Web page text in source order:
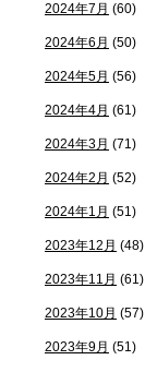
2024年7月 (60)
2024年6月 (50)
2024年5月 (56)
2024年4月 (61)
2024年3月 (71)
2024年2月 (52)
2024年1月 (51)
2023年12月 (48)
2023年11月 (61)
2023年10月 (57)
2023年9月 (51)